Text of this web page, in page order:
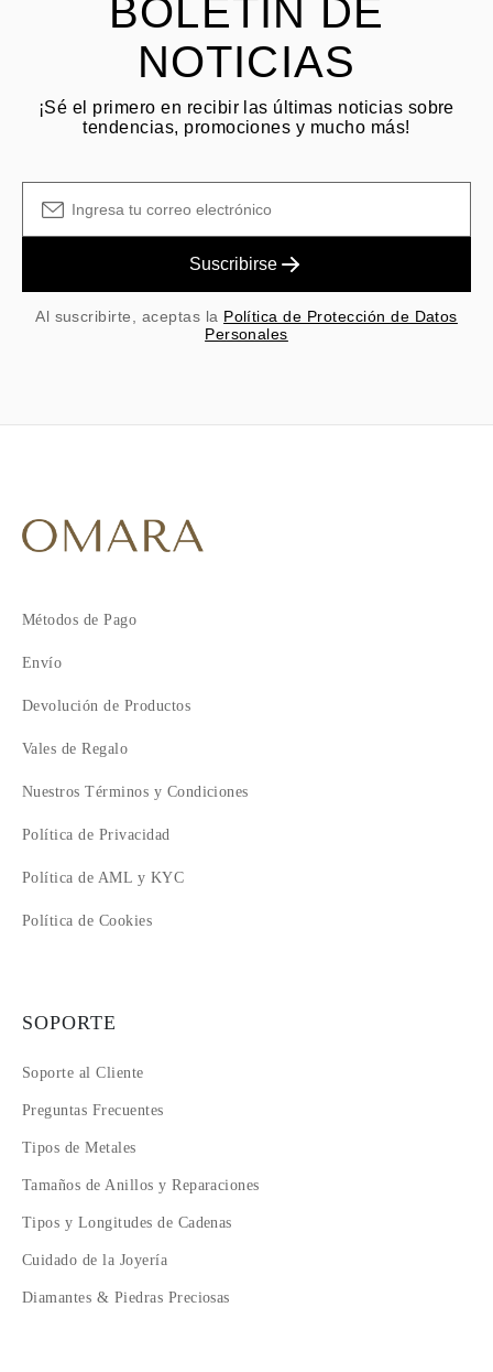
BOLETÍN DE
NOTICIAS
¡Sé el primero en recibir las últimas noticias sobre
tendencias, promociones y mucho más!
Suscribirse
Al suscribirte, aceptas la Política de Protección de Datos
Personales
Métodos de Pago
Envío
Devolución de Productos
Vales de Regalo
Nuestros Términos y Condiciones
Política de Privacidad
Política de AML y KYC
Política de Cookies
SOPORTE
Soporte al Cliente
Preguntas Frecuentes
Tipos de Metales
Tamaños de Anillos y Reparaciones
Tipos y Longitudes de Cadenas
Cuidado de la Joyería
Diamantes & Piedras Preciosas